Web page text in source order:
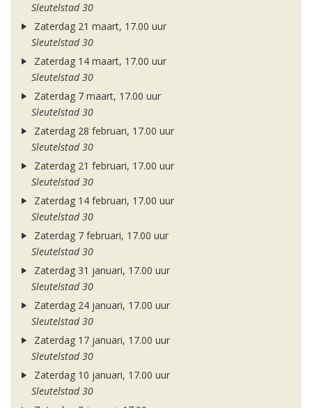
Sleutelstad 30
Zaterdag 21 maart, 17.00 uur
Sleutelstad 30
Zaterdag 14 maart, 17.00 uur
Sleutelstad 30
Zaterdag 7 maart, 17.00 uur
Sleutelstad 30
Zaterdag 28 februari, 17.00 uur
Sleutelstad 30
Zaterdag 21 februari, 17.00 uur
Sleutelstad 30
Zaterdag 14 februari, 17.00 uur
Sleutelstad 30
Zaterdag 7 februari, 17.00 uur
Sleutelstad 30
Zaterdag 31 januari, 17.00 uur
Sleutelstad 30
Zaterdag 24 januari, 17.00 uur
Sleutelstad 30
Zaterdag 17 januari, 17.00 uur
Sleutelstad 30
Zaterdag 10 januari, 17.00 uur
Sleutelstad 30